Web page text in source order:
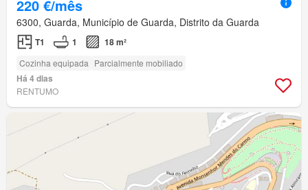
220 €/mês
6300, Guarda, Município de Guarda, Distrito da Guarda
T1 1 18 m²
Cozinha equipada Parcialmente mobiliado
Há 4 dias
RENTUMO